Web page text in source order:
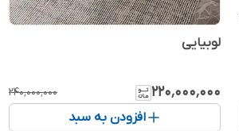
لوبیایی
۲۲۰٬۰۰۰٬۰۰۰ ۲۴۰٬۰۰۰٬۰۰۰
افزودن به سبد